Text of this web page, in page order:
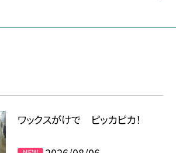
ワックスがけで ピッカピカ！